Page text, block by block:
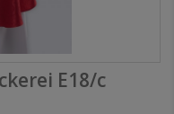
E18/c